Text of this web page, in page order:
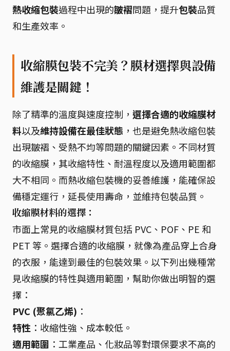
熱收縮包裝過程中出現的皺褶問題，提升包裝品質
和生產效率。
收縮膜包裝不完美？膜材選擇與設備
維護是關鍵！
除了精準的溫度與速度控制， 選擇合適的收縮膜材
料以及維持設備在最佳狀態 ，也是避免熱收縮包裝
出現皺褶、受熱不均等問題的關鍵因素。不同材質
的收縮膜，其收縮特性、耐溫程度以及適用範圍都
大不相同。而熱收縮包裝機的妥善維護，能確保設
備穩定運行，延長使用壽命，並維持包裝品質。
收縮膜材料的選擇：
市面上常見的收縮膜材質包括 PVC、POF、PE 和
PET 等。選擇合適的收縮膜，就像為產品穿上合身
的衣服，能達到最佳的包裝效果。以下列出幾種常
見收縮膜的特性與適用範圍，幫助你做出明智的選
擇：
PVC (聚氯乙烯) ：
特性 ：收縮性強、成本較低。
適用範圍 ：工業產品、化妝品等對環保要求不高的